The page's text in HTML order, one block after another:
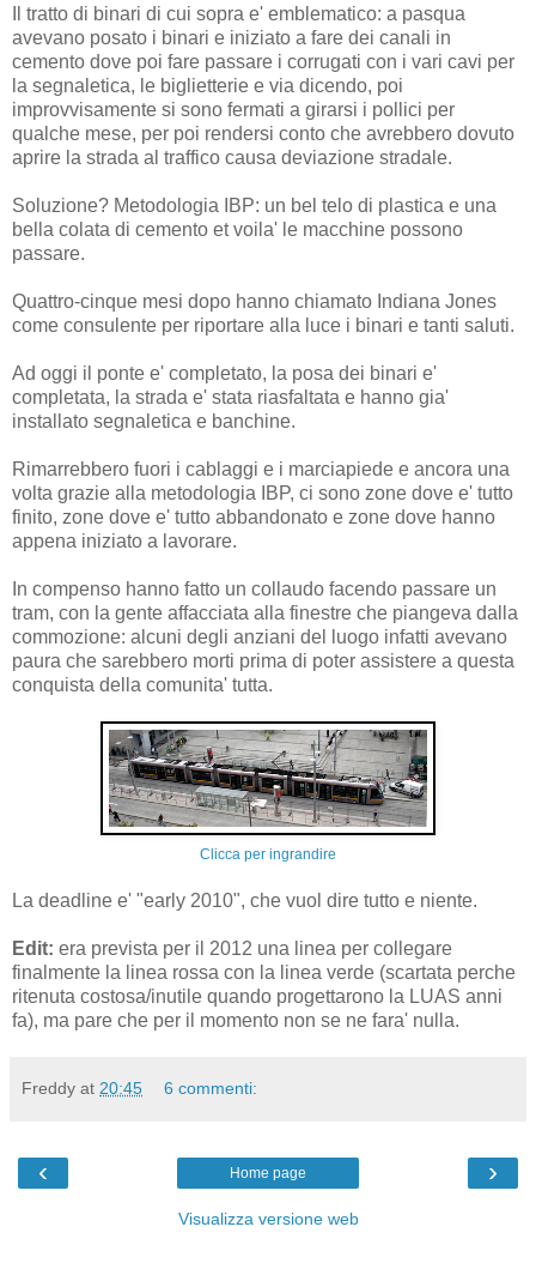
Il tratto di binari di cui sopra e' emblematico: a pasqua
avevano posato i binari e iniziato a fare dei canali in
cemento dove poi fare passare i corrugati con i vari cavi per
la segnaletica, le biglietterie e via dicendo, poi
improvvisamente si sono fermati a girarsi i pollici per
qualche mese, per poi rendersi conto che avrebbero dovuto
aprire la strada al traffico causa deviazione stradale.
Soluzione? Metodologia IBP: un bel telo di plastica e una
bella colata di cemento et voila' le macchine possono
passare.
Quattro-cinque mesi dopo hanno chiamato Indiana Jones
come consulente per riportare alla luce i binari e tanti saluti.
Ad oggi il ponte e' completato, la posa dei binari e'
completata, la strada e' stata riasfaltata e hanno gia'
installato segnaletica e banchine.
Rimarrebbero fuori i cablaggi e i marciapiede e ancora una
volta grazie alla metodologia IBP, ci sono zone dove e' tutto
finito, zone dove e' tutto abbandonato e zone dove hanno
appena iniziato a lavorare.
In compenso hanno fatto un collaudo facendo passare un
tram, con la gente affacciata alla finestre che piangeva dalla
commozione: alcuni degli anziani del luogo infatti avevano
paura che sarebbero morti prima di poter assistere a questa
conquista della comunita' tutta.
Clicca per ingrandire
La deadline e' "early 2010", che vuol dire tutto e niente.
Edit: era prevista per il 2012 una linea per collegare
finalmente la linea rossa con la linea verde (scartata perche
ritenuta costosa/inutile quando progettarono la LUAS anni
fa), ma pare che per il momento non se ne fara' nulla.
Freddy at 20:45 6 commenti:
‹ ›
Home page
Visualizza versione web